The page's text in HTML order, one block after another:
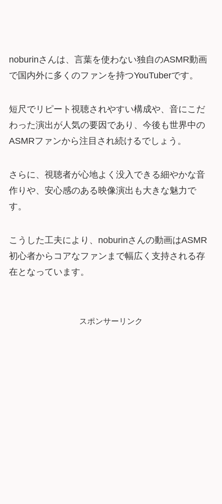
noburinさんは、言葉を使わない独自のASMR動画
で国内外に多くのファンを持つYouTuberです。
短尺でリピート視聴されやすい構成や、音にこだ
わった演出が人気の要因であり、今後も世界中の
ASMRファンから注目され続けるでしょう。
さらに、視聴者が心地よく没入できる細やかな音
作りや、安心感のある映像演出も大きな魅力で
す。
こうした工夫により、noburinさんの動画はASMR
初心者からコアなファンまで幅広く支持される存
在となっています。
スポンサーリンク